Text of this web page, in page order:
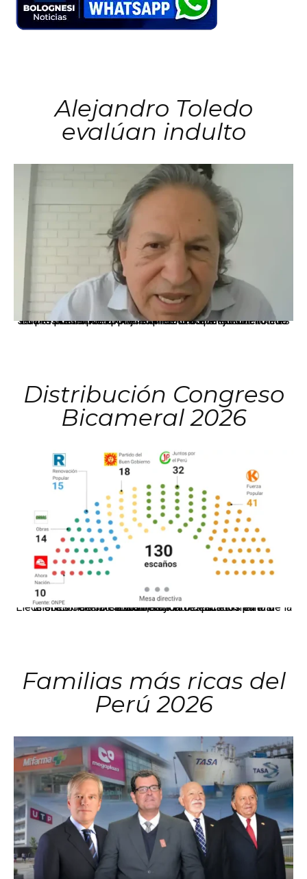
Alejandro Toledo
evalúan indulto
La presidenta Keiko Fujimori informó que la solicitud de indulto presentada por el expresidente Alejandro Toledo será evaluada por la Comisión de Gracias Presidenciales conforme al procedimiento establecido.
Distribución Congreso
Bicameral 2026
El JNE oficializó la distribución de escaños para la elección de 60 senadores y 130 diputados en las Elecciones Generales 2026, tras el restablecimiento de la Bicameralidad.
Familias más ricas del
Perú 2026